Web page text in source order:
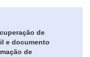
de
e documento
de